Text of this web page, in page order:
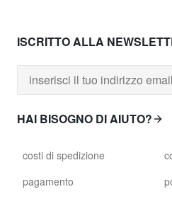
ISCRITTO ALLA
HAI BISOGNO DI AIUTO?
costi di spedizione
pagamento